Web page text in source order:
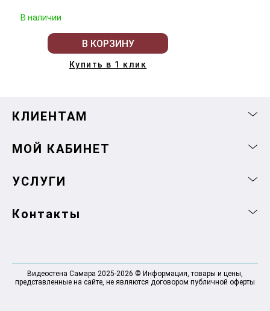
В наличии
В КОРЗИНУ
Купить в 1 клик
КЛИЕНТАМ
МОЙ КАБИНЕТ
УСЛУГИ
Контакты
Видеостена Самара 2025-2026 © Информация, товары и цены,
представленные на сайте, не являются договором публичной оферты